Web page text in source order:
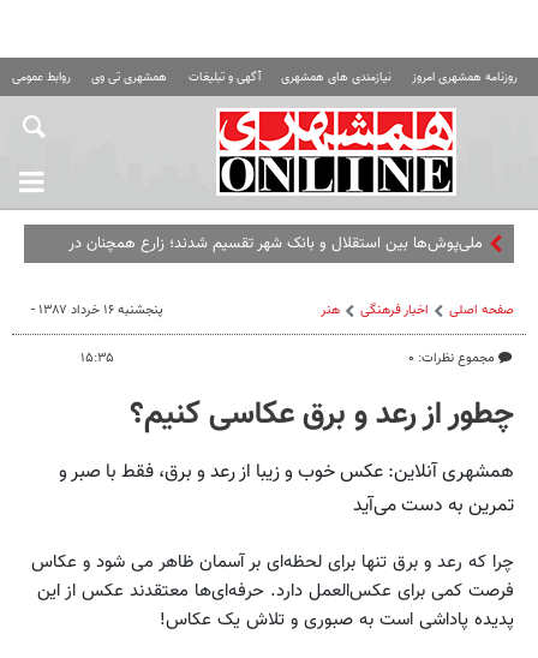
روزنامه همشهری امروز نیازمندی های همشهری آگهی و تبلیغات همشهری تی وی روابط عمومی
ملی‌پوش‌ها بین استقلال و بانک شهر تقسیم شدند؛ زارع همچنان در
صفحه اصلی اخبار فرهنگی هنر
مجموع نظرات: ۰
پنجشنبه ۱۶ خرداد ۱۳۸۷ -
۱۵:۳۵
چطور از رعد و برق عکاسی کنیم؟
همشهری آنلاین: عکس خوب و زیبا از رعد و برق، فقط با صبر و
تمرین به دست می‌آید
چرا که رعد و برق تنها برای لحظه‌ای بر آسمان ظاهر می شود و عکاس
فرصت کمی برای عکس‌العمل دارد. حرفه‌ای‌ها معتقدند عکس از این
پدیده پاداشی است به صبوری و تلاش یک عکاس!